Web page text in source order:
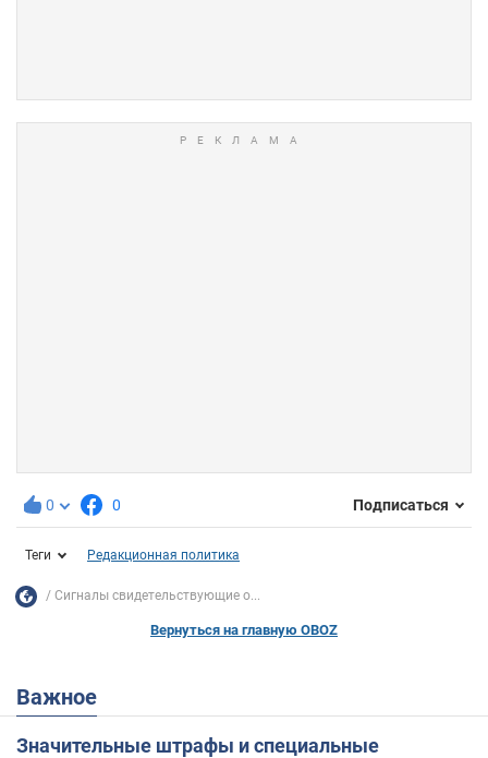
0 0 Подписаться
Теги Редакционная политика
Сигналы свидетельствующие о...
Вернуться на главную OBOZ
Важное
Значительные штрафы и специальные